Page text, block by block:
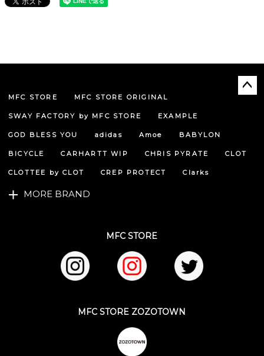
MFC STORE MFC STORE ORIGINAL
SWAY FACTORY by MFC STORE EXAMPLE
GOD BLESS YOU adidas Amoe BABYLON
BICYCLE CARHARTT WIP CHRIS PYRATE CLOT
CLOTTEE by CLOT CREP PROTECT Clarks
MORE BRAND
MFC STORE
MFC STORE ZOZOTOWN